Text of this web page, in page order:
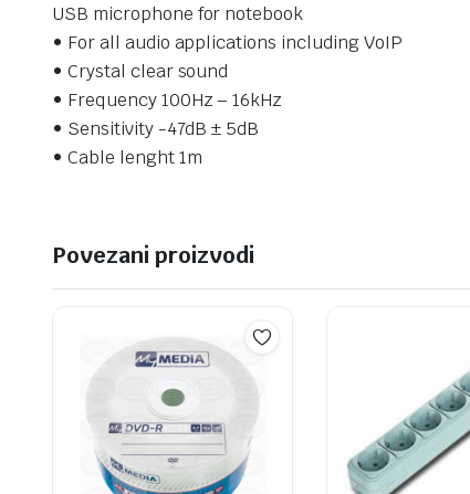
USB microphone for notebook
• For all audio applications including VoIP
• Crystal clear sound
• Frequency 100Hz – 16kHz
• Sensitivity -47dB ± 5dB
• Cable lenght 1m
Povezani proizvodi